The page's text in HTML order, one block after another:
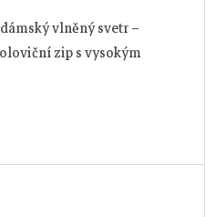
vlněný svetr –
zip s vysokým